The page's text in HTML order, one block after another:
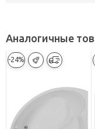
Аналогичные
-24%